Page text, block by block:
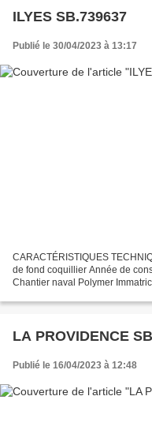
ILYES SB.739637
Publié le 30/04/2023 à 13:17
CARACTÉRISTIQUES
de fond coquillier Année de
Chantier naval Polymer
Publié le 16/04/2023 à 12:48